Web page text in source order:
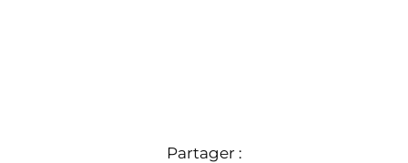
Partager :